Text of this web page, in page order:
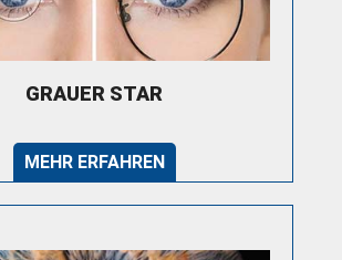
GRAUER STAR
MEHR ERFAHREN